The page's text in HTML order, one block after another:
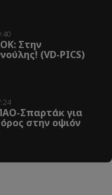
Στην
(VD-PICS)
Σπαρτάκ για
στην οψιόν